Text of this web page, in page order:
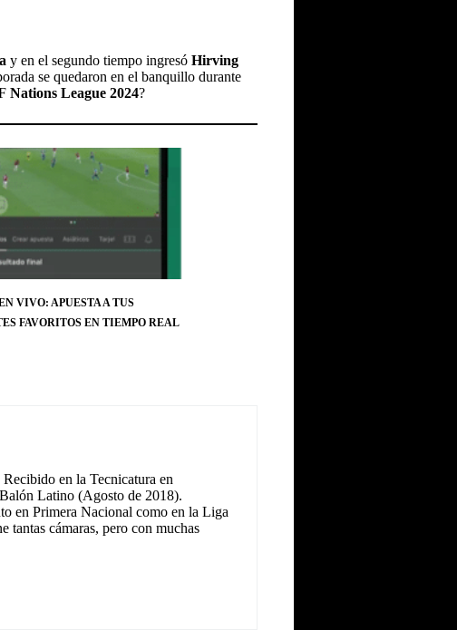
y en el segundo tiempo ingresó Hirving
se quedaron en el banquillo durante
Nations League 2024?
VIVO: APUESTA A TUS
FAVORITOS EN TIEMPO REAL
en la Tecnicatura en
Latino (Agosto de 2018).
en Primera Nacional como en la Liga
tantas cámaras, pero con muchas